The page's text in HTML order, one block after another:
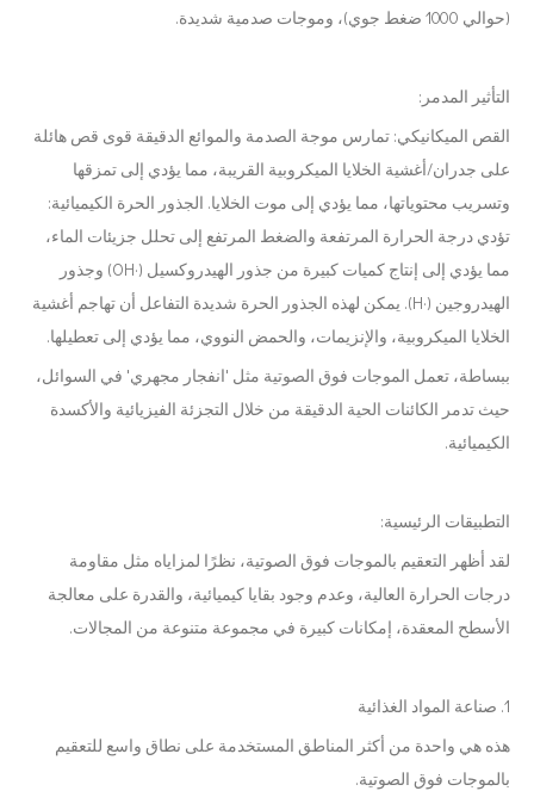
(حوالي 1000 ضغط جوي)، وموجات صدمية شديدة.
التأثير المدمر:
القص الميكانيكي: تمارس موجة الصدمة والموائع الدقيقة قوى قص هائلة
على جدران/أغشية الخلايا الميكروبية القريبة، مما يؤدي إلى تمزقها
وتسريب محتوياتها، مما يؤدي إلى موت الخلايا. الجذور الحرة الكيميائية:
تؤدي درجة الحرارة المرتفعة والضغط المرتفع إلى تحلل جزيئات الماء،
مما يؤدي إلى إنتاج كميات كبيرة من جذور الهيدروكسيل (·OH) وجذور
الهيدروجين (·H). يمكن لهذه الجذور الحرة شديدة التفاعل أن تهاجم أغشية
الخلايا الميكروبية، والإنزيمات، والحمض النووي، مما يؤدي إلى تعطيلها.
ببساطة، تعمل الموجات فوق الصوتية مثل 'انفجار مجهري' في السوائل،
حيث تدمر الكائنات الحية الدقيقة من خلال التجزئة الفيزيائية والأكسدة
الكيميائية.
التطبيقات الرئيسية:
لقد أظهر التعقيم بالموجات فوق الصوتية، نظرًا لمزاياه مثل مقاومة
درجات الحرارة العالية، وعدم وجود بقايا كيميائية، والقدرة على معالجة
الأسطح المعقدة، إمكانات كبيرة في مجموعة متنوعة من المجالات.
1. صناعة المواد الغذائية
هذه هي واحدة من أكثر المناطق المستخدمة على نطاق واسع للتعقيم
بالموجات فوق الصوتية.